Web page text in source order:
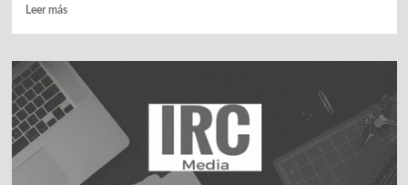
Leer másLeer
La
Tagliatella
presenta
‘Cuore